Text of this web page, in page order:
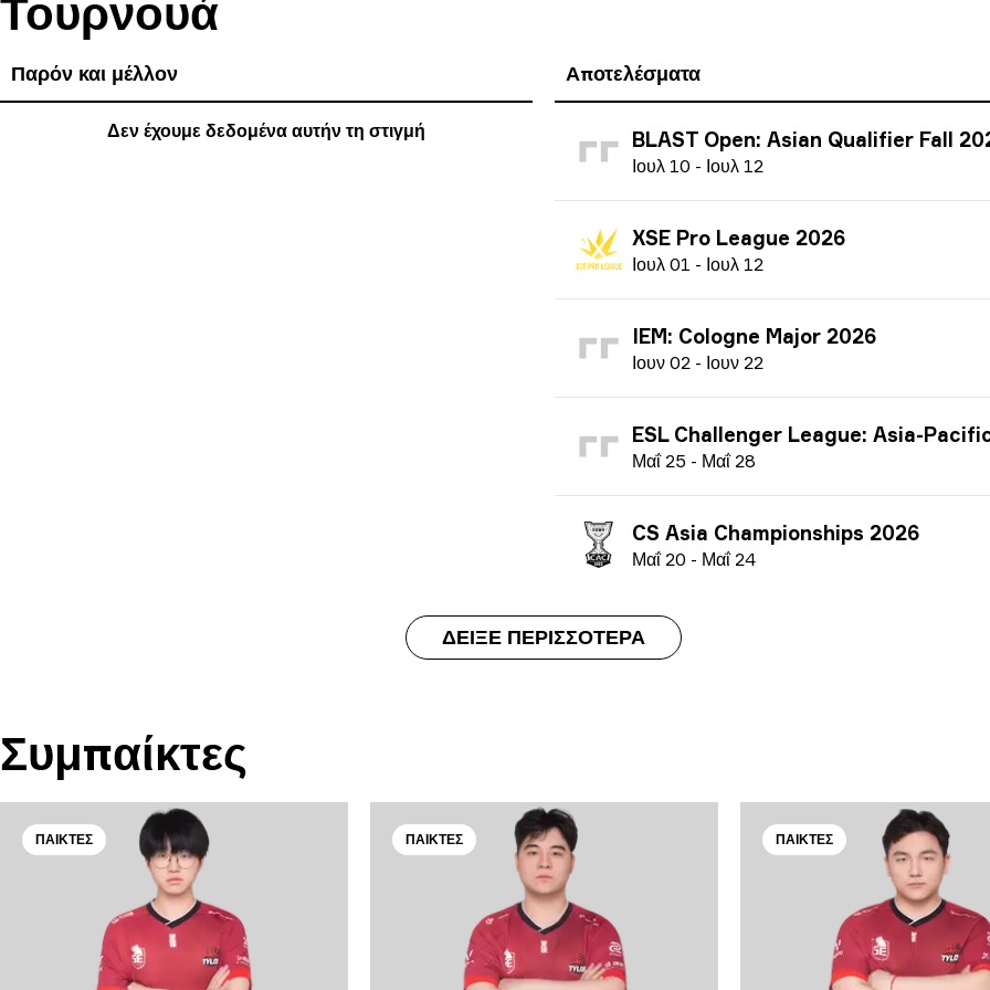
Τουρνουά
Παρόν και μέλλον
Δεν έχουμε δεδομένα αυτήν τη στιγμή
Αποτελέσματα
BLAST Open: Asian Qualifier Fall
Ιουλ 10 - Ιουλ 12
XSE Pro League 2026
Ιουλ 01 - Ιουλ 12
IEM: Cologne Major 2026
Ιουν 02 - Ιουν 22
ESL Challenger League: Asia-Pacific Finals season 51
Μαΐ 25 - Μαΐ 28
CS Asia Championships 2026
Μαΐ 20 - Μαΐ 24
ΔΕΊΞΕ ΠΕΡΙΣΣΌΤΕΡΑ
Συμπαίκτες
ΠΑΊΚΤΕΣ ΠΑΊΚΤΕΣ ΠΑΊΚΤΕΣ